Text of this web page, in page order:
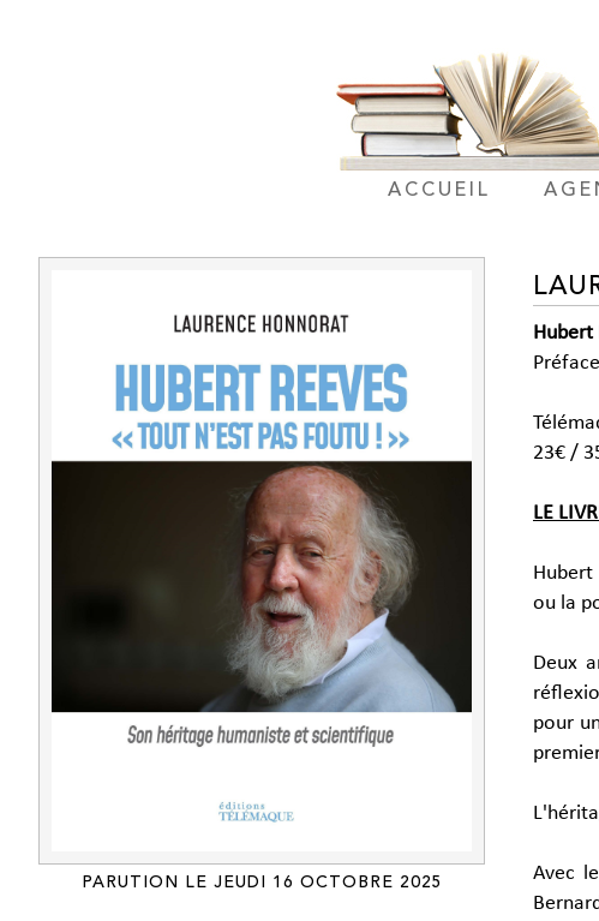
ACCUEIL
PARUTION LE JEUDI 16 OCTOBRE 2025
Hubert
23€ /
LE
Hubert
ou la
Deux
pour
Avec